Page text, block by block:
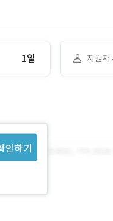
1일 지원자
인하기